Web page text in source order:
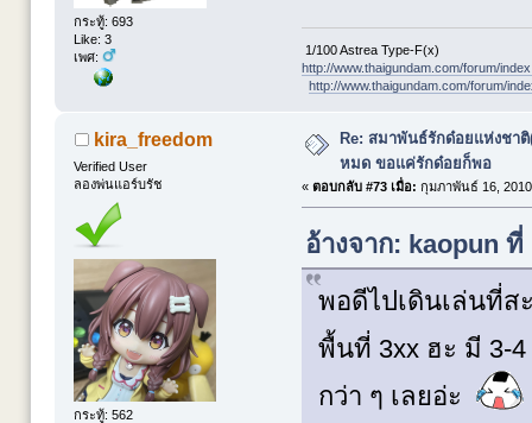
กระทู้: 693
Like: 3
เพศ:
1/100 Astrea Type-F(x)
http://www.thaigundam.com/forum/
http://www.thaigundam.com/forum/
kira_freedom
Verified User
ลองพ่นแอร์บรัช
กระทู้: 562
Re: สมาพันธ์รักด๋อยแห่งชา
หมด ขอแค่รักด๋อยก็พอ
« ตอบกลับ #73 เมื่อ: กุมภาพันธ์ 16,
อ้างจาก: kaopun
พอดีไปเดินเล่นที่ส
พื้นที่ 3xx ฮะ มี 3-
กว่า ๆ เลยอ่ะ